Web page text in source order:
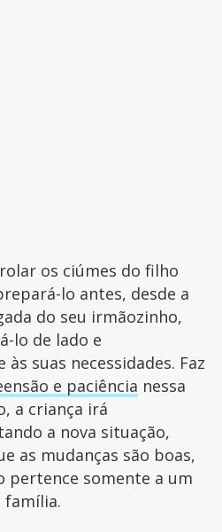
os ciúmes do filho
lo antes, desde a
do seu irmãozinho,
lo de lado e
suas necessidades. Faz
e paciência nessa
a criança irá
a nova situação,
as mudanças são boas,
pertence somente a um
família.